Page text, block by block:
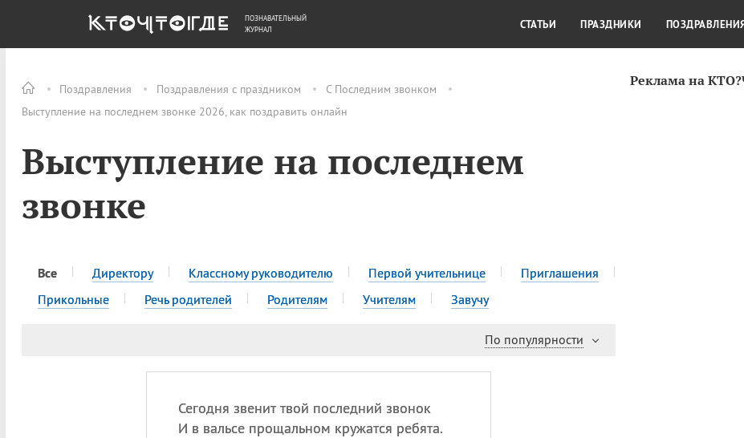
Поздравления Поздравления с праздником
С Последним звонком
Выступление на последнем звонке 2026, как поздравить онлайн
Выступление на последнем
звонке
Все Директору Классному руководителю Первой учительнице
Приглашения
Прикольные
Речь родителей Родителям Учителям Завучу
По популярности
Сегодня звенит твой последний звонок
И в вальсе прощальном кружатся ребята.
Реклама на
ОБЩЕСТВО ДЕНЬГИ КУЛЬТУРА КРАСОТА
ПОЗНАВАТЕЛЬНЫЙ
ЖУРНАЛ
СТАТЬИ ПРАЗДНИКИ